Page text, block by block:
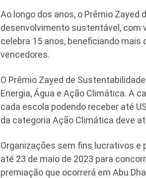
Ao longo dos anos, o Prêmio
desenvolvimento sustentável, com
celebra 15 anos, beneficiando
vencedores.
O Prêmio Zayed de
Energia, Água e Ação Climática. A
cada escola podendo receber até
da categoria Ação Climática deve
Organizações sem fins lucrativos e
até 23 de maio de 2023 para
premiação que ocorrerá em Abu